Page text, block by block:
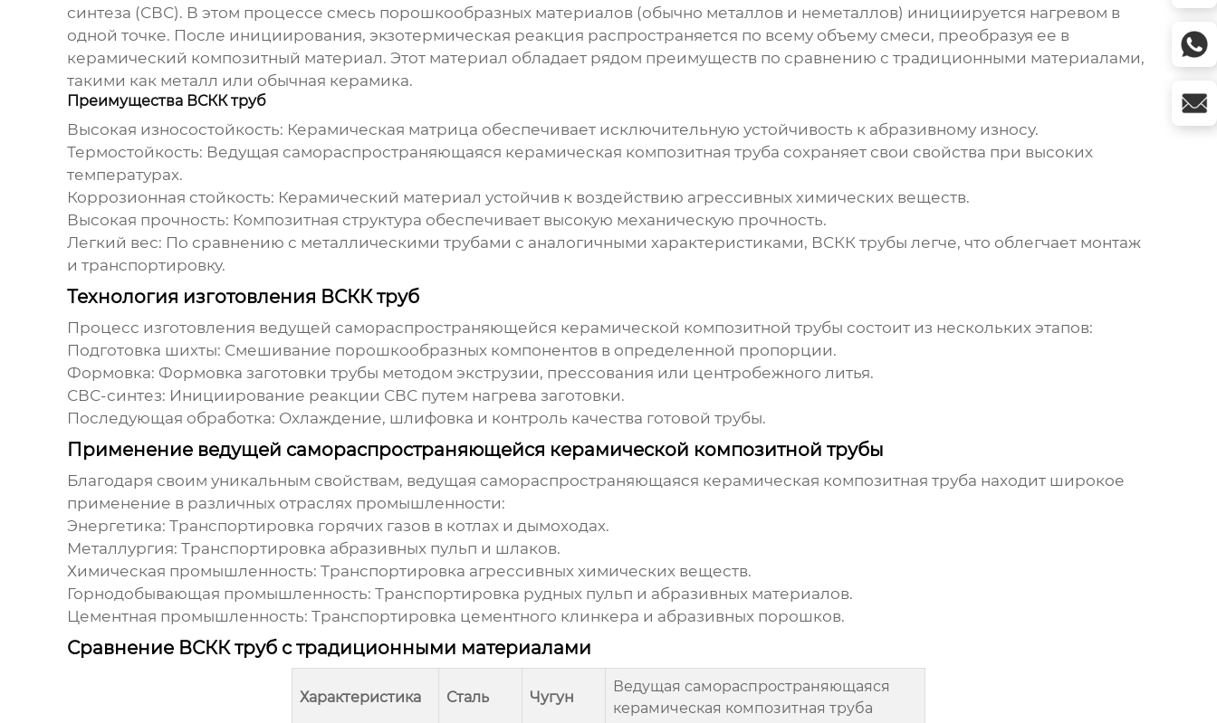
синтеза (СВС). В этом процессе смесь порошкообразных материалов (обычно металлов и неметаллов) инициируется нагревом в
одной точке. После инициирования, экзотермическая реакция распространяется по всему объему смеси, преобразуя ее в
керамический композитный материал. Этот материал обладает рядом преимуществ по сравнению с традиционными материалами,
такими как металл или обычная керамика.
Преимущества ВСКК труб
Высокая износостойкость: Керамическая матрица обеспечивает исключительную устойчивость к абразивному износу.
Термостойкость: Ведущая самораспространяющаяся керамическая композитная труба сохраняет свои свойства при высоких
температурах.
Коррозионная стойкость: Керамический материал устойчив к воздействию агрессивных химических веществ.
Высокая прочность: Композитная структура обеспечивает высокую механическую прочность.
Легкий вес: По сравнению с металлическими трубами с аналогичными характеристиками, ВСКК трубы легче, что облегчает монтаж
и транспортировку.
Технология изготовления ВСКК труб
Процесс изготовления ведущей самораспространяющейся керамической композитной трубы состоит из нескольких этапов:
Подготовка шихты: Смешивание порошкообразных компонентов в определенной пропорции.
Формовка: Формовка заготовки трубы методом экструзии, прессования или центробежного литья.
СВС-синтез: Инициирование реакции СВС путем нагрева заготовки.
Последующая обработка: Охлаждение, шлифовка и контроль качества готовой трубы.
Применение ведущей самораспространяющейся керамической композитной трубы
Благодаря своим уникальным свойствам, ведущая самораспространяющаяся керамическая композитная труба находит широкое
применение в различных отраслях промышленности:
Энергетика: Транспортировка горячих газов в котлах и дымоходах.
Металлургия: Транспортировка абразивных пульп и шлаков.
Химическая промышленность: Транспортировка агрессивных химических веществ.
Горнодобывающая промышленность: Транспортировка рудных пульп и абразивных материалов.
Цементная промышленность: Транспортировка цементного клинкера и абразивных порошков.
Сравнение ВСКК труб с традиционными материалами
Характеристика Сталь Чугун
Ведущая самораспространяющаяся
керамическая композитная труба